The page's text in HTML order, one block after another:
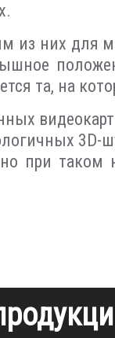
из них для
та, на
3D-
при таком